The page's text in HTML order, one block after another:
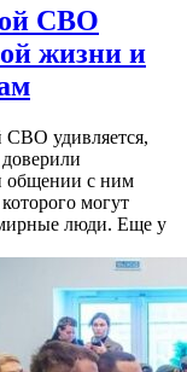
СВО
жизни и
СВО удивляется,
общении с ним
могут
люди. Еще у